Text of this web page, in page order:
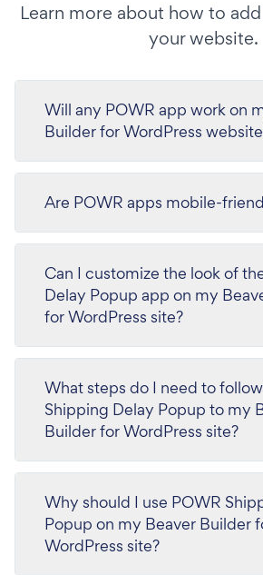
Learn more about how to
your website.
Will any POWR app work on
Builder for WordPress
Are POWR apps mobile-
Can I customize the look of
Delay Popup app on my
for WordPress site?
What steps do I need to
Shipping Delay Popup to my
Builder for WordPress site?
Why should I use POWR
Popup on my Beaver Builder
WordPress site?